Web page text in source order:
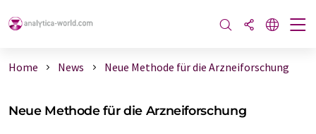
Home News Neue Methode für die Arzneiforschung
Neue Methode für die Arzneiforschung